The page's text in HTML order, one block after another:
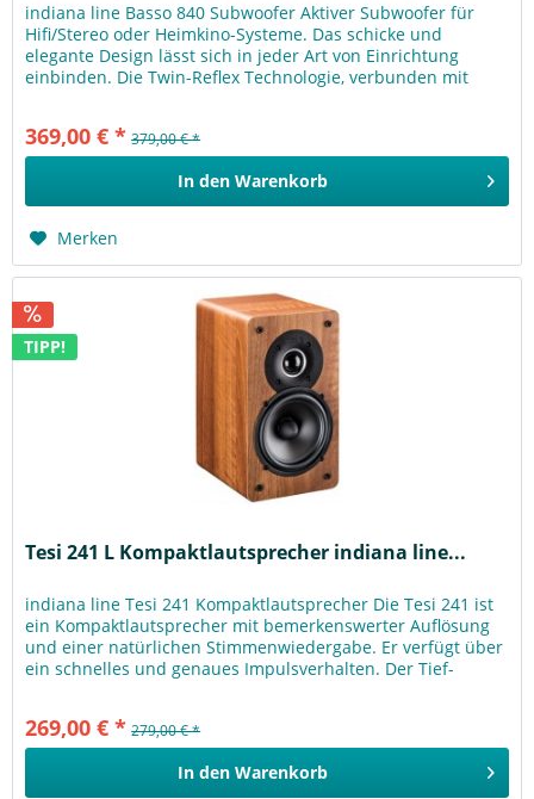
indiana line Basso 840 Subwoofer Aktiver Subwoofer für
Hifi/Stereo oder Heimkino-Systeme. Das schicke und
elegante Design lässt sich in jeder Art von Einrichtung
einbinden. Die Twin-Reflex Technologie, verbunden mit
369,00 € * 379,00 € *
In den Warenkorb
Merken
TIPP!
Tesi 241 L Kompaktlautsprecher indiana line...
indiana line Tesi 241 Kompaktlautsprecher Die Tesi 241 ist
ein Kompaktlautsprecher mit bemerkenswerter Auflösung
und einer natürlichen Stimmenwiedergabe. Er verfügt über
ein schnelles und genaues Impulsverhalten. Der Tief-
269,00 € * 279,00 € *
In den Warenkorb